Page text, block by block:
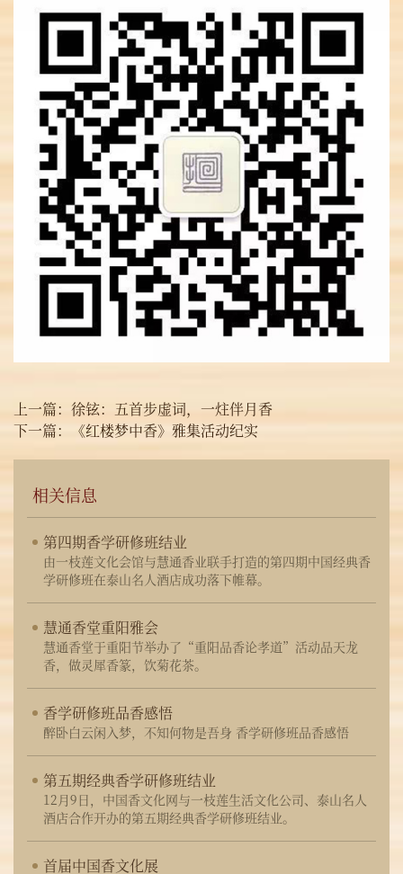
上一篇： 徐铉：五首步虚词，一炷伴月香
下一篇：
《红楼梦中香》雅集活动纪实
相关信息
第四期香学研修班结业
由一枝莲文化会馆与慧通香业联手打造的第四期中国经典香
学研修班在泰山名人酒店成功落下帷幕。
慧通香堂重阳雅会
慧通香堂于重阳节举办了“重阳品香论孝道”活动品天龙
香，做灵犀香篆，饮菊花茶。
香学研修班品香感悟
醉卧白云闲入梦，不知何物是吾身 香学研修班品香感悟
第五期经典香学研修班结业
12月9日，中国香文化网与一枝莲生活文化公司、泰山名人
酒店合作开办的第五期经典香学研修班结业。
首届中国香文化展